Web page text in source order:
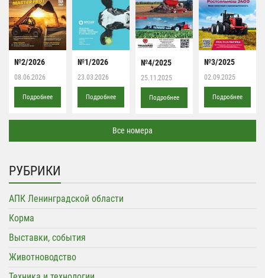
№2/2026
08.06.2026
Подробнее
№1/2026
23.03.2026
Подробнее
№4/2025
25.11.2025
Подробнее
№3/2025
02.09.2025
Подробнее
Все номера
РУБРИКИ
АПК Ленинградской области
Корма
Выставки, события
Животноводство